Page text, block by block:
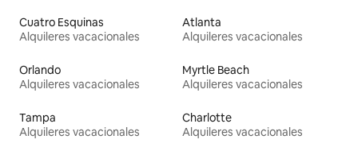
Cuatro Esquinas
Alquileres vacacionales
Atlanta
Alquileres vacacionales
Orlando
Alquileres vacacionales
Myrtle Beach
Alquileres vacacionales
Tampa
Alquileres vacacionales
Charlotte
Alquileres vacacionales